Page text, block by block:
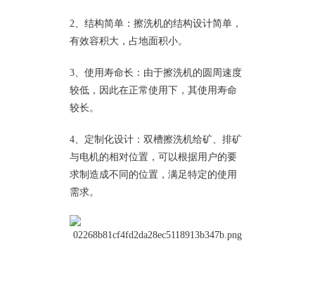
2、结构简单：擦洗机的结构设计简单，
有效容积大，占地面积小。
3、使用寿命长：由于擦洗机的圆周速度
较低，因此在正常使用下，其使用寿命
较长。
4、定制化设计：双槽擦洗机给矿、排矿
与电机的相对位置，可以根据用户的要
求制造成不同的位置，满足特定的使用
需求。